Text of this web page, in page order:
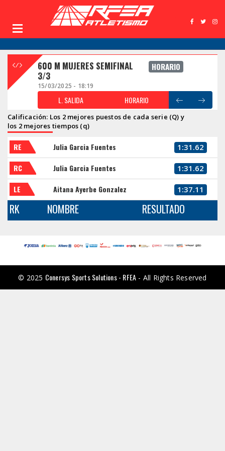
600 M MUJERES SEMIFINAL
3/3
HORARIO
15/03/2025 - 18:19
L. SALIDA HORARIO
Calificación: Los 2 mejores puestos de cada serie (Q) y
los 2 mejores tiempos (q)
RE Julia Garcia Fuentes 1:31.62
RC Julia Garcia Fuentes 1:31.62
LE Aitana Ayerbe Gonzalez 1:37.11
RK NOMBRE RESULTADO
© 2025 Conersys Sports Solutions - RFEA - All Rights Reserved